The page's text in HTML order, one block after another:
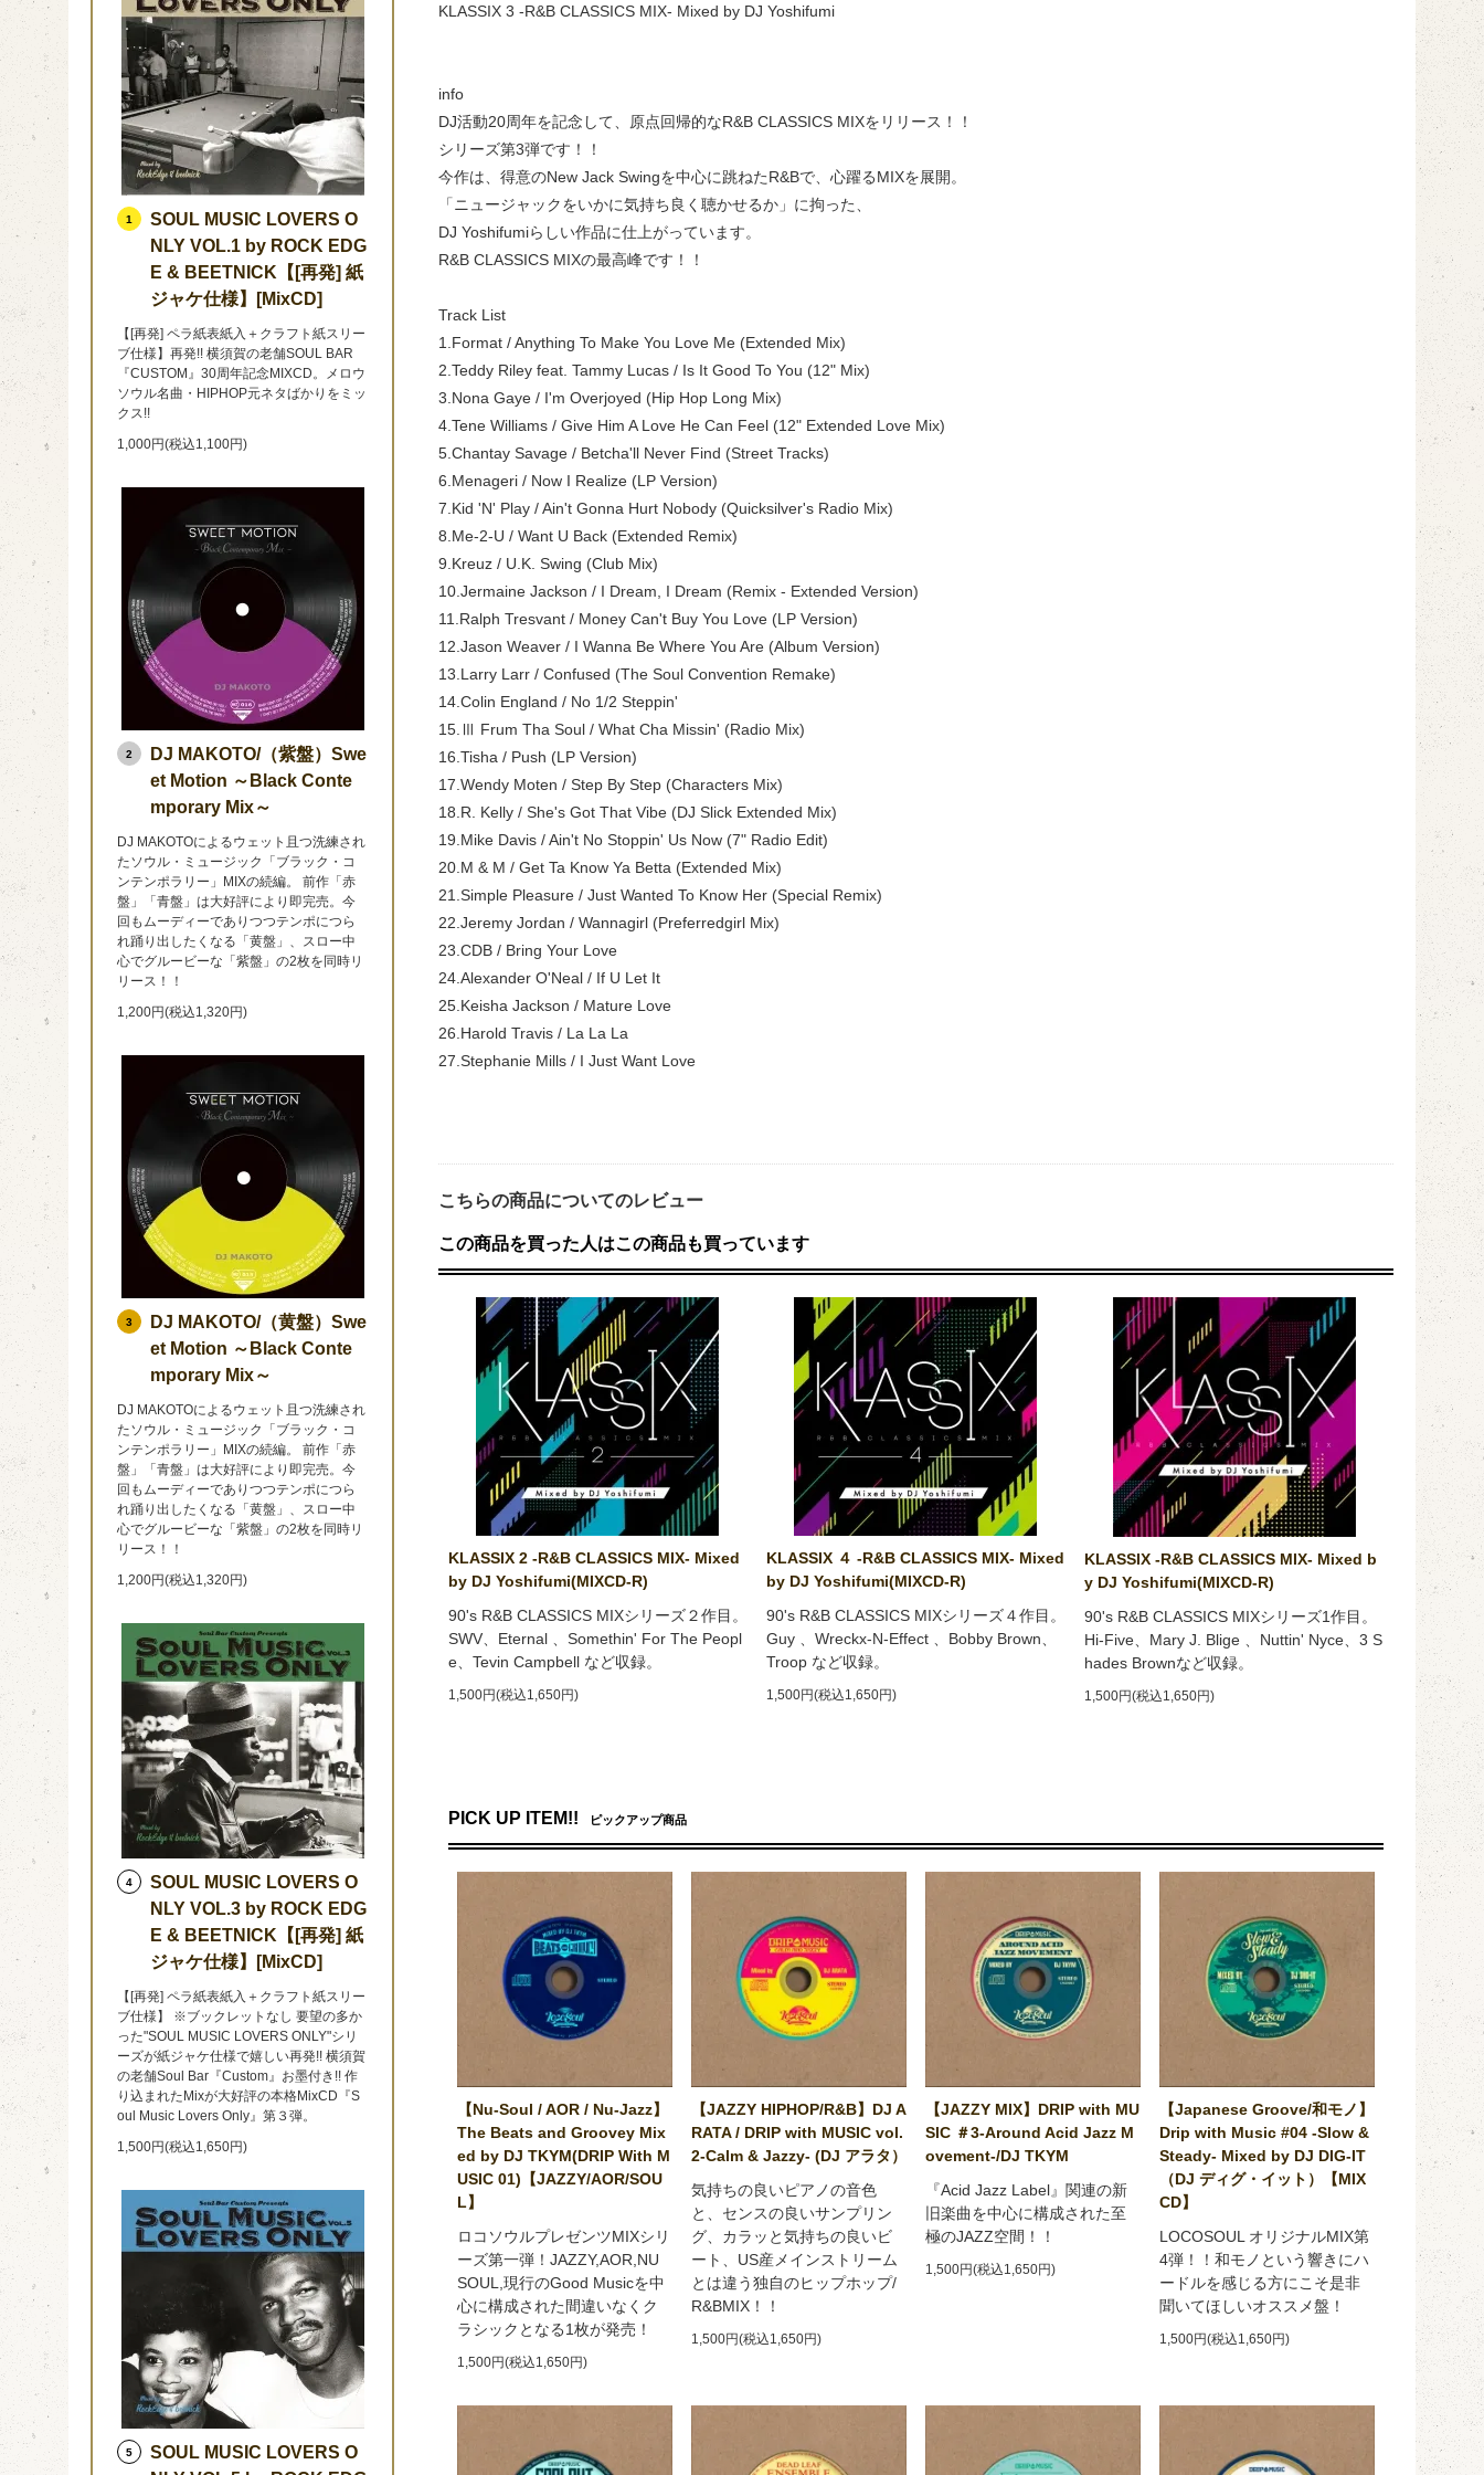
KLASSIX 3 -R&B CLASSICS MIX- Mixed by DJ Yoshifumi
info
DJ活動20周年を記念して、原点回帰的なR&B CLASSICS MIXをリリース！！
シリーズ第3弾です！！
今作は、得意のNew Jack Swingを中心に跳ねたR&Bで、心躍るMIXを展開。
「ニュージャックをいかに気持ち良く聴かせるか」に拘った、
DJ Yoshifumiらしい作品に仕上がっています。
R&B CLASSICS MIXの最高峰です！！
Track List
1.Format / Anything To Make You Love Me (Extended Mix)
2.Teddy Riley feat. Tammy Lucas / Is It Good To You (12" Mix)
3.Nona Gaye / I'm Overjoyed (Hip Hop Long Mix)
4.Tene Williams / Give Him A Love He Can Feel (12" Extended Love Mix)
5.Chantay Savage / Betcha'll Never Find (Street Tracks)
6.Menageri / Now I Realize (LP Version)
7.Kid 'N' Play / Ain't Gonna Hurt Nobody (Quicksilver's Radio Mix)
8.Me-2-U / Want U Back (Extended Remix)
9.Kreuz / U.K. Swing (Club Mix)
10.Jermaine Jackson / I Dream, I Dream (Remix - Extended Version)
11.Ralph Tresvant / Money Can't Buy You Love (LP Version)
12.Jason Weaver / I Wanna Be Where You Are (Album Version)
13.Larry Larr / Confused (The Soul Convention Remake)
14.Colin England / No 1/2 Steppin'
15.Ⅲ Frum Tha Soul / What Cha Missin' (Radio Mix)
16.Tisha / Push (LP Version)
17.Wendy Moten / Step By Step (Characters Mix)
18.R. Kelly / She's Got That Vibe (DJ Slick Extended Mix)
19.Mike Davis / Ain't No Stoppin' Us Now (7" Radio Edit)
20.M & M / Get Ta Know Ya Betta (Extended Mix)
21.Simple Pleasure / Just Wanted To Know Her (Special Remix)
22.Jeremy Jordan / Wannagirl (Preferredgirl Mix)
23.CDB / Bring Your Love
24.Alexander O'Neal / If U Let It
25.Keisha Jackson / Mature Love
26.Harold Travis / La La La
27.Stephanie Mills / I Just Want Love
こちらの商品についてのレビュー
この商品を買った人はこの商品も買っています
KLASSIX 2 -R&B CLASSICS MIX- Mixed
by DJ Yoshifumi(MIXCD-R)
90's R&B CLASSICS MIXシリーズ２作目。
SWV、Eternal 、Somethin' For The Peopl
e、Tevin Campbell など収録。
1,500円(税込1,650円)
KLASSIX ４ -R&B CLASSICS MIX- Mixed
by DJ Yoshifumi(MIXCD-R)
90's R&B CLASSICS MIXシリーズ４作目。
Guy 、Wreckx-N-Effect 、Bobby Brown、
Troop など収録。
1,500円(税込1,650円)
KLASSIX -R&B CLASSICS MIX- Mixed b
y DJ Yoshifumi(MIXCD-R)
90's R&B CLASSICS MIXシリーズ1作目。
Hi-Five、Mary J. Blige 、Nuttin' Nyce、3 S
hades Brownなど収録。
1,500円(税込1,650円)
PICK UP ITEM!! ピックアップ商品
【Nu-Soul / AOR / Nu-Jazz】
The Beats and Groovey Mix
ed by DJ TKYM(DRIP With M
USIC 01)【JAZZY/AOR/SOU
L】
ロコソウルプレゼンツMIXシリ
ーズ第一弾！JAZZY,AOR,NU
SOUL,現行のGood Musicを中
心に構成された間違いなくク
ラシックとなる1枚が発売！
1,500円(税込1,650円)
【JAZZY HIPHOP/R&B】DJ A
RATA / DRIP with MUSIC vol.
2-Calm & Jazzy- (DJ アラタ）
気持ちの良いピアノの音色
と、センスの良いサンプリン
グ、カラッと気持ちの良いビ
ート、US産メインストリーム
とは違う独自のヒップホップ/
R&BMIX！！
1,500円(税込1,650円)
【JAZZY MIX】DRIP with MU
SIC ＃3-Around Acid Jazz M
ovement-/DJ TKYM
『Acid Jazz Label』関連の新
旧楽曲を中心に構成された至
極のJAZZ空間！！
1,500円(税込1,650円)
【Japanese Groove/和モノ】
Drip with Music #04 -Slow &
Steady- Mixed by DJ DIG-IT
（DJ ディグ・イット）【MIX
CD】
LOCOSOUL オリジナルMIX第
4弾！！和モノという響きにハ
ードルを感じる方にこそ是非
聞いてほしいオススメ盤！
1,500円(税込1,650円)
1
SOUL MUSIC LOVERS O
NLY VOL.1 by ROCK EDG
E & BEETNICK【[再発] 紙
ジャケ仕様】[MixCD]
【[再発] ペラ紙表紙入＋クラフト紙スリー
ブ仕様】再発!! 横須賀の老舗SOUL BAR
『CUSTOM』30周年記念MIXCD。メロウ
ソウル名曲・HIPHOP元ネタばかりをミッ
クス!!
1,000円(税込1,100円)
2
DJ MAKOTO/（紫盤）Swe
et Motion ～Black Conte
mporary Mix～
DJ MAKOTOによるウェット且つ洗練され
たソウル・ミュージック「ブラック・コ
ンテンポラリー」MIXの続編。 前作「赤
盤」「青盤」は大好評により即完売。今
回もムーディーでありつつテンポにつら
れ踊り出したくなる「黄盤」、スロー中
心でグルービーな「紫盤」の2枚を同時リ
リース！！
1,200円(税込1,320円)
3
DJ MAKOTO/（黄盤）Swe
et Motion ～Black Conte
mporary Mix～
DJ MAKOTOによるウェット且つ洗練され
たソウル・ミュージック「ブラック・コ
ンテンポラリー」MIXの続編。 前作「赤
盤」「青盤」は大好評により即完売。今
回もムーディーでありつつテンポにつら
れ踊り出したくなる「黄盤」、スロー中
心でグルービーな「紫盤」の2枚を同時リ
リース！！
1,200円(税込1,320円)
4
SOUL MUSIC LOVERS O
NLY VOL.3 by ROCK EDG
E & BEETNICK【[再発] 紙
ジャケ仕様】[MixCD]
【[再発] ペラ紙表紙入＋クラフト紙スリー
ブ仕様】 ※ブックレットなし 要望の多か
った"SOUL MUSIC LOVERS ONLY"シリ
ーズが紙ジャケ仕様で嬉しい再発!! 横須賀
の老舗Soul Bar『Custom』お墨付き!! 作
り込まれたMixが大好評の本格MixCD『S
oul Music Lovers Only』第３弾。
1,500円(税込1,650円)
5
SOUL MUSIC LOVERS O